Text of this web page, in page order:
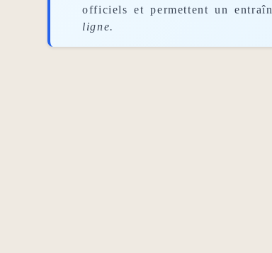
officiels et permettent un
ligne.